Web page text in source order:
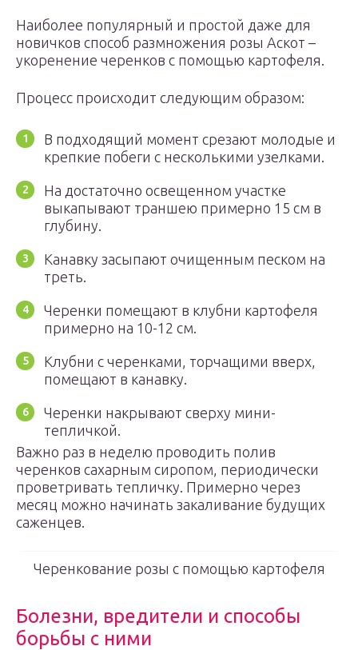
Наиболее популярный и простой даже для
новичков способ размножения розы Аскот –
укоренение черенков с помощью картофеля.
Процесс происходит следующим образом:
В подходящий момент срезают молодые и
крепкие побеги с несколькими узелками.
На достаточно освещенном участке
выкапывают траншею примерно 15 см в
глубину.
Канавку засыпают очищенным песком на
треть.
Черенки помещают в клубни картофеля
примерно на 10-12 см.
Клубни с черенками, торчащими вверх,
помещают в канавку.
Черенки накрывают сверху мини-
тепличкой.
Важно раз в неделю проводить полив
черенков сахарным сиропом, периодически
проветривать тепличку. Примерно через
месяц можно начинать закаливание будущих
саженцев.
Черенкование розы с помощью картофеля
Болезни, вредители и способы
борьбы с ними